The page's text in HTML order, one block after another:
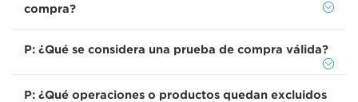
compra?
P: ¿Qué se considera una prueba de compra válida?
P: ¿Qué operaciones o productos quedan excluidos